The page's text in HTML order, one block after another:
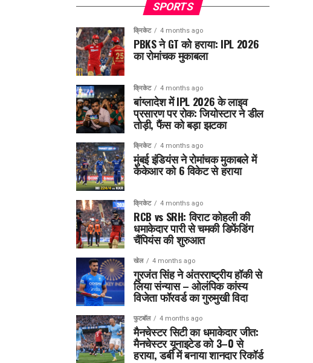
SPORTS
क्रिकेट 4 months ago
PBKS ने GT को हराया: IPL 2026
का रोमांचक मुकाबला
क्रिकेट 4 months ago
बांग्लादेश में IPL 2026 के लाइव
प्रसारण पर रोक: जियोस्टार ने डील
तोड़ी, फैंस को बड़ा झटका
क्रिकेट 4 months ago
मुंबई इंडियंस ने रोमांचक मुकाबले में
केकेआर को 6 विकेट से हराया
क्रिकेट 4 months ago
RCB vs SRH: विराट कोहली की
धमाकेदार पारी से चमकी डिफेंडिंग
चैंपियंस की शुरुआत
खेल 4 months ago
गुरजंत सिंह ने अंतरराष्ट्रीय हॉकी से
लिया संन्यास – ओलंपिक कांस्य
विजेता फॉरवर्ड का गुरुमुखी विदा
फुटबॉल 4 months ago
मैनचेस्टर सिटी का धमाकेदार जीत:
मैनचेस्टर यूनाइटेड को 3–0 से
हराया, डर्बी में बनाया शानदार रिकॉर्ड